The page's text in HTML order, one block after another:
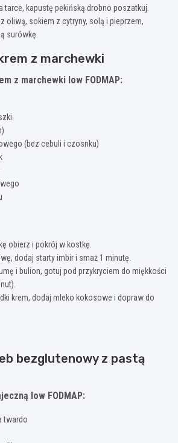
tarce, kapustę pekińską drobno poszatkuj.
oliwą, sokiem z cytryny, solą i pieprzem,
surówkę.
z marchewki
z marchewki low FODMAP:
(bez cebuli i czosnku)
obierz i pokrój w kostkę.
dodaj starty imbir i smaż 1 minutę.
i bulion, gotuj pod przykryciem do miękkości
krem, dodaj mleko kokosowe i dopraw do
bezglutenowy z pastą
low FODMAP:
twardo